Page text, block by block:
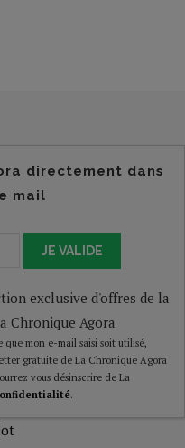
directement dans
mail
JE VALIDE
exclusive d'offres de la
Chronique Agora
que mon e-mail saisi soit utilisé,
gratuite de La Chronique Agora
vous désinscrire de La
.